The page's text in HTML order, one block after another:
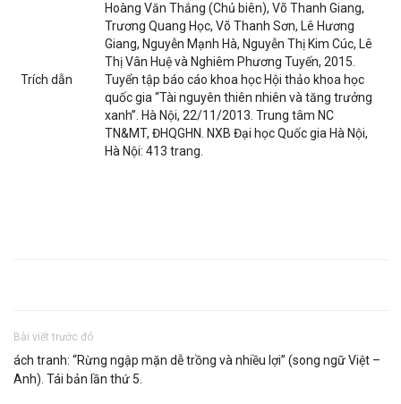
Trích dẫn
Hoàng Văn Thắng (Chủ biên), Võ Thanh Giang,
Trương Quang Học, Võ Thanh Sơn, Lê Hương
Giang, Nguyễn Mạnh Hà, Nguyễn Thị Kim Cúc, Lê
Thị Vân Huệ và Nghiêm Phương Tuyến, 2015.
Tuyển tập báo cáo khoa học Hội thảo khoa học
quốc gia “Tài nguyên thiên nhiên và tăng trưởng
xanh”. Hà Nội, 22/11/2013. Trung tâm NC
TN&MT, ĐHQGHN. NXB Đại học Quốc gia Hà Nội,
Hà Nội: 413 trang.
Bài viết trước đó
ách tranh: “Rừng ngập mặn dễ trồng và nhiều lợi” (song ngữ Việt –
Anh). Tái bản lần thứ 5.